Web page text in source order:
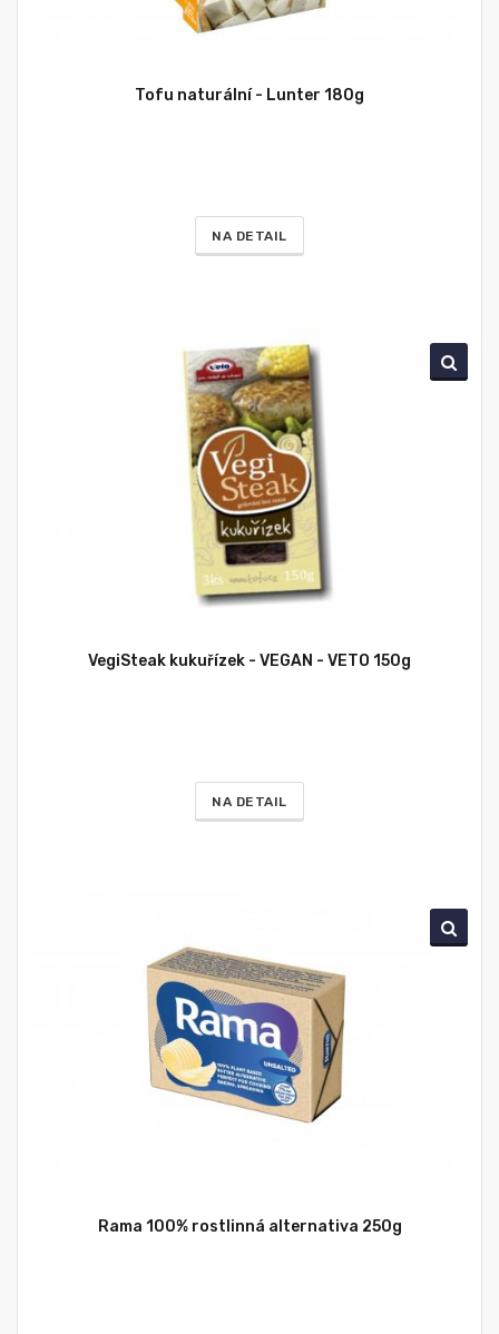
Tofu naturální - Lunter 180g
NA DETAIL
VegiSteak kukuřízek - VEGAN - VETO 150g
NA DETAIL
Rama 100% rostlinná alternativa 250g